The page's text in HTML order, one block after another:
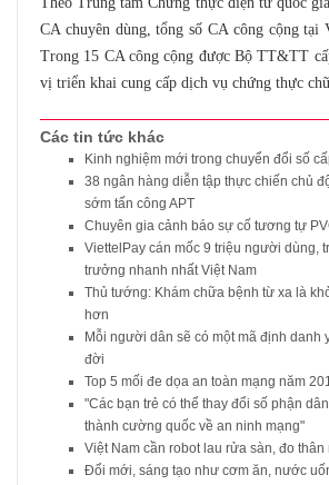
CA chuyên dùng, tổng số CA công cộng
Trong 15 CA công cộng được Bộ TT&TT
vị triển khai cung cấp dịch vụ chứng thực
Các tin tức khác
Kinh nghiệm mới trong chuyển đổi số
38 ngân hàng diễn tập thực chiến chủ
sớm tấn công APT
Chuyên gia cảnh báo sự cố tương tự
ViettelPay cán mốc 9 triệu người dùng,
trưởng nhanh nhất Việt Nam
Thủ tướng: Khám chữa bệnh từ xa là
hơn
Mỗi người dân sẽ có một mã định danh
đời
Top 5 mối đe dọa an toàn mạng năm
"Các bạn trẻ có thể thay đổi số phận
thành cường quốc về an ninh mạng"
Việt Nam cần robot lau rửa sàn, đo
Đổi mới, sáng tạo như cơm ăn, nước